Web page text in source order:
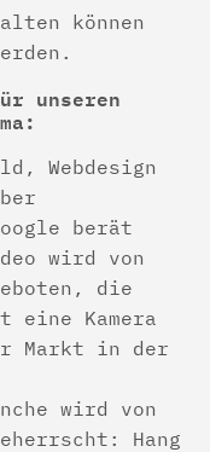
können
unseren
Webdesign
berät
wird von
die
eine Kamera
Markt in der
wird von
Hang